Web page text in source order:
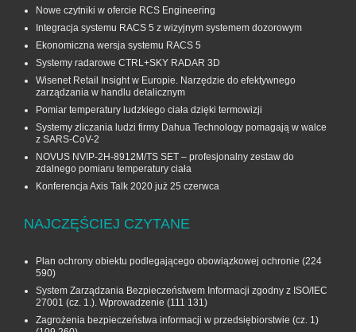
Nowe czytniki w ofercie RCS Engineering
Integracja systemu RACS 5 z wizyjnym systemem dozorowym
Ekonomiczna wersja systemu RACS 5
Systemy radarowe CTRL+SKY RADAR 3D
Wisenet Retail Insight w Europie. Narzędzie do efektywnego
zarządzania w handlu detalicznym
Pomiar temperatury ludzkiego ciała dzięki termowizji
Systemy zliczania ludzi firmy Dahua Technology pomagają w walce
z SARS-CoV-2
NOVUS NVIP-2H-8912M/TS SET – profesjonalny zestaw do
zdalnego pomiaru temperatury ciała
Konferencja Axis Talk 2020 już 25 czerwca
NAJCZĘŚCIEJ CZYTANE
Plan ochrony obiektu podlegającego obowiązkowej ochronie (224
590)
System Zarządzania Bezpieczeństwem Informacji zgodny z ISO/IEC
27001 (cz. 1.). Wprowadzenie (111 131)
Zagrożenia bezpieczeństwa informacji w przedsiębiorstwie (cz. 1)